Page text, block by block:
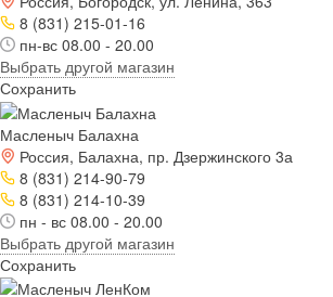
8 (831) 215-01-16
пн-вс 08.00 - 20.00
Выбрать другой магазин
Сохранить
Масленыч Балахна
Россия, Балахна, пр. Дзержинского 3а
8 (831) 214-90-79
8 (831) 214-10-39
пн - вс 08.00 - 20.00
Выбрать другой магазин
Сохранить